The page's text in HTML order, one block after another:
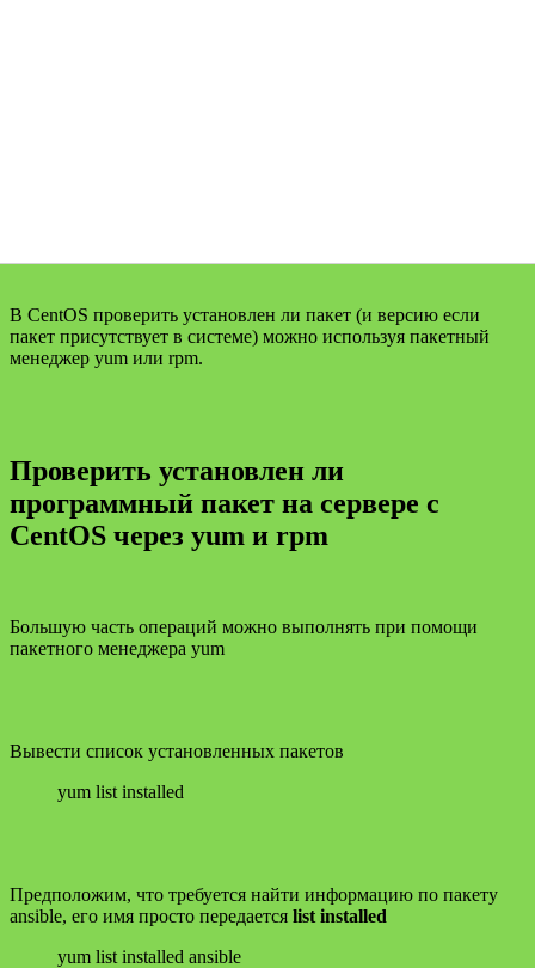
В CentOS проверить установлен ли пакет (и версию если
пакет присутствует в системе) можно используя пакетный
менеджер yum или rpm.
Проверить установлен ли
программный пакет на сервере с
CentOS через yum и rpm
Большую часть операций можно выполнять при помощи
пакетного менеджера yum
Вывести список установленных пакетов
yum list installed
Предположим, что требуется найти информацию по пакету
ansible, его имя просто передается list installed
yum list installed ansible